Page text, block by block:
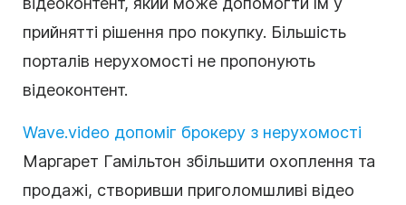
прийнятті рішення про покупку. Більшість
порталів нерухомості не пропонують
відеоконтент.
Wave.video допоміг брокеру з нерухомості
Маргарет Гамільтон збільшити охоплення та
продажі, створивши приголомшливі відео